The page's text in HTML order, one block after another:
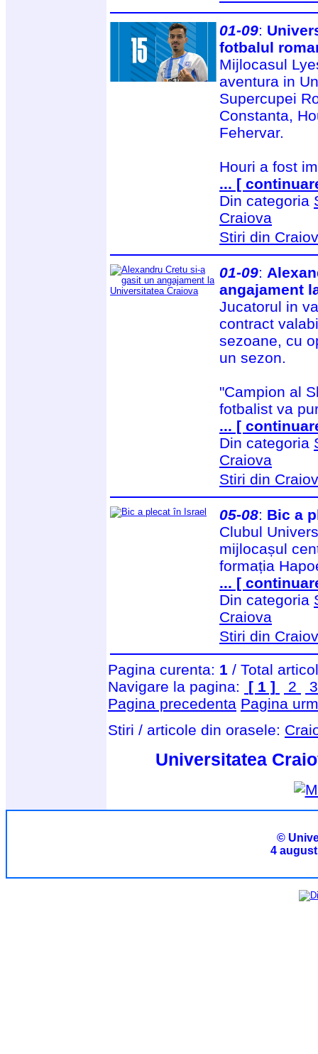
01-09:
fotbalul
Mijlocasul
aventura in
Supercupei
Constanta,
Fehervar.
Houri a fost
... [
Din categoria
Craiova
Stiri din
01-09:
angajament
Jucatorul in
contract
sezoane, cu
un sezon.
"Campion al
fotbalist va
... [
Din categoria
Craiova
Stiri din
05-08: Bic a
Clubul
mijlocașul
formația
... [
Din categoria
Craiova
Stiri din
Pagina curenta: 1 / Total
Navigare la pagina:
[ 1 ] 2
Pagina precedenta Pagina
Stiri / articole din orasele:
Universitatea
©
4